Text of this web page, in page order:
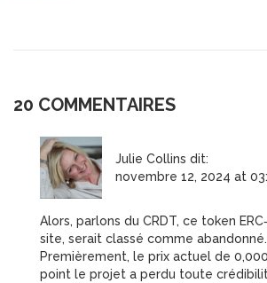
20 COMMENTAIRES
Julie Collins dit:
novembre 12, 2024 at
Alors, parlons du CRDT, ce token
site, serait classé comme abandonné.
Premièrement, le prix actuel de
point le projet a perdu toute